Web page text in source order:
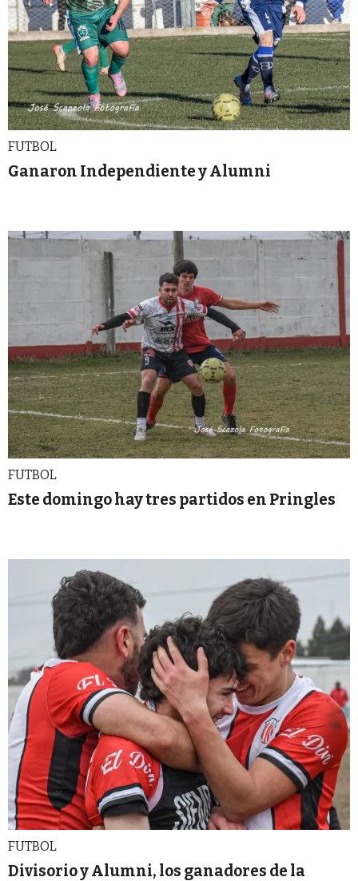
FUTBOL
Ganaron Independiente y Alumni
FUTBOL
Este domingo hay tres partidos en Pringles
FUTBOL
Divisorio y Alumni, los ganadores de la